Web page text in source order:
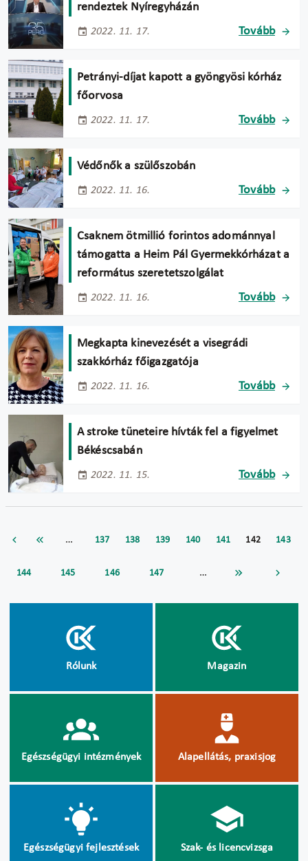
rendeztek Nyíregyházán
2022. 11. 17. Tovább
Petrányi-díjat kapott a gyöngyösi kórház
főorvosa
2022. 11. 17. Tovább
Védőnők a szülőszobán
2022. 11. 16. Tovább
Csaknem ötmillió forintos adománnyal
támogatta a Heim Pál Gyermekkórházat a
református szeretetszolgálat
2022. 11. 16. Tovább
Megkapta kinevezését a visegrádi
szakkórház főigazgatója
2022. 11. 16. Tovább
A stroke tüneteire hívták fel a figyelmet
Békéscsabán
2022. 11. 15. Tovább
… 137 138 139 140 141 142 143
144 145 146 147 …
Rólunk Magazin
Egészségügyi intézmények Alapellátás, praxisjog
Egészségügyi fejlesztések Szak- és licencvizsga